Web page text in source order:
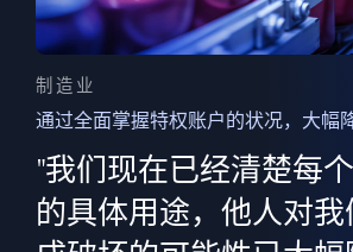
制造业
通过全面掌握特权账户的状况，大幅
"我们现在已经清楚每
的具体用途，他人对我